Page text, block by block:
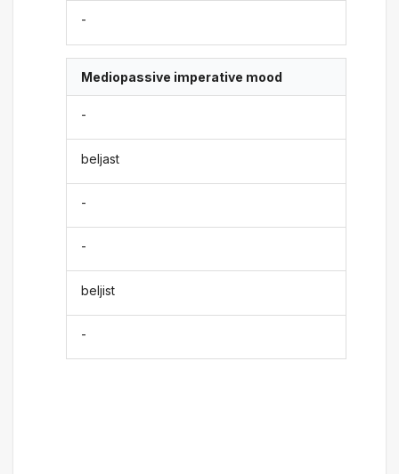
-
Mediopassive imperative mood
-
beljast
-
-
beljist
-